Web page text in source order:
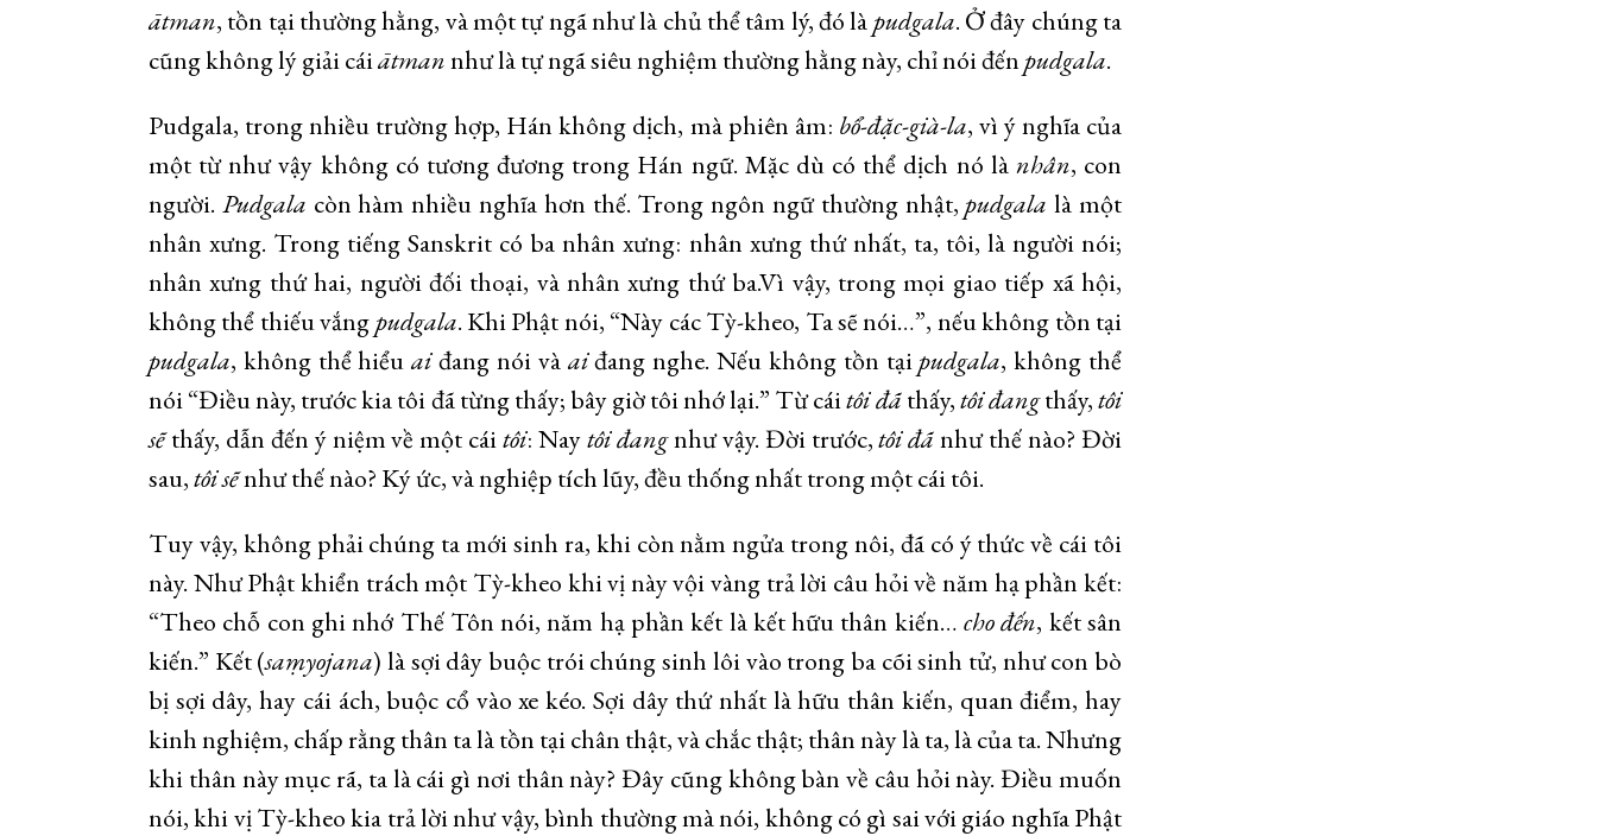
ātman, tồn tại thường hằng, và một tự ngã như là chủ thể tâm lý, đó làpudgala. Ở đây chúng ta
cũng không lý giải cáiātmannhư là tự ngã siêu nghiệm thường hằng này, chỉ nói đếnpudgala.
Pudgala, trong nhiều trường hợp, Hán không dịch, mà phiên âm: bổ-đặc-già-la, vì ý nghĩa của
một từ như vậy không có tương đương trong Hán ngữ. Mặc dù có thể dịch nó là nhân, con
người. Pudgala còn hàm nhiều nghĩa hơn thế. Trong ngôn ngữ thường nhật,pudgala là một
nhân xưng. Trong tiếng Sanskrit có ba nhân xưng: nhân xưng thứ nhất, ta, tôi, là người nói;
nhân xưng thứ hai, người đối thoại, và nhân xưng thứ ba.Vì vậy, trong mọi giao tiếp xã hội,
không thể thiếu vắngpudgala. Khi Phật nói, “Này các Tỳ-kheo, Ta sẽ nói…”, nếu không tồn tại
pudgala, không thể hiểuaiđang nói và aiđang nghe. Nếu không tồn tạipudgala, không thể
nói “Điều này, trước kia tôi đã từng thấy; bây giờ tôi nhớ lại.” Từ cáitôiđãthấy,tôi đangthấy,tôi
sẽthấy, dẫn đến ý niệm về một cáitôi: Naytôi đangnhư vậy. Đời trước,tôi đãnhư thế nào? Đời
sau,tôi sẽnhư thế nào? Ký ức, và nghiệp tích lũy, đều thống nhất trong một cái tôi.
Tuy vậy, không phải chúng ta mới sinh ra, khi còn nằm ngửa trong nôi, đã có ý thức về cái tôi
này. Như Phật khiển trách một Tỳ-kheo khi vị này vội vàng trả lời câu hỏi về năm hạ phần kết:
“Theo chỗ con ghi nhớ Thế Tôn nói, năm hạ phần kết là kết hữu thân kiến…cho đến, kết sân
kiến.” Kết (saṃyojana) là sợi dây buộc trói chúng sinh lôi vào trong ba cõi sinh tử, như con bò
bị sợi dây, hay cái ách, buộc cổ vào xe kéo. Sợi dây thứ nhất là hữu thân kiến, quan điểm, hay
kinh nghiệm, chấp rằng thân ta là tồn tại chân thật, và chắc thật; thân này là ta, là của ta. Nhưng
khi thân này mục rã, ta là cái gì nơi thân này? Đây cũng không bàn về câu hỏi này. Điều muốn
nói, khi vị Tỳ-kheo kia trả lời như vậy, bình thường mà nói, không có gì sai với giáo nghĩa Phật